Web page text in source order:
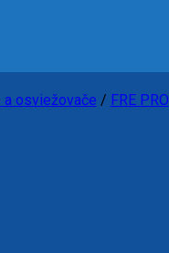
a osviežovače / FRE PRO